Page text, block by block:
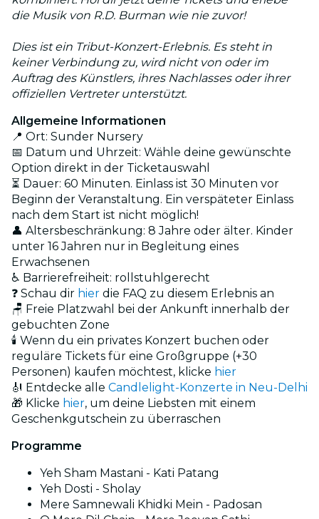
die Musik von R.D. Burman wie nie zuvor!
Dies ist ein Tribut-Konzert-Erlebnis. Es steht in
keiner Verbindung zu, wird nicht von oder im
Auftrag des Künstlers, ihres Nachlasses oder ihrer
offiziellen Vertreter unterstützt.
Allgemeine Informationen
📍 Ort: Sunder Nursery
📅 Datum und Uhrzeit: Wähle deine gewünschte
Option direkt in der Ticketauswahl
⏳ Dauer: 60 Minuten. Einlass ist 30 Minuten vor
Beginn der Veranstaltung. Ein verspäteter Einlass
nach dem Start ist nicht möglich!
👤 Altersbeschränkung: 8 Jahre oder älter. Kinder
unter 16 Jahren nur in Begleitung eines
Erwachsenen
♿ Barrierefreiheit: rollstuhlgerecht
❓ Schau dir hier die FAQ zu diesem Erlebnis an
🪑 Freie Platzwahl bei der Ankunft innerhalb der
gebuchten Zone
🕯️ Wenn du ein privates Konzert buchen oder
reguläre Tickets für eine Großgruppe (+30
Personen) kaufen möchtest, klicke hier
🎻 Entdecke alle Candlelight-Konzerte in Neu-Delhi
🎁 Klicke hier, um deine Liebsten mit einem
Geschenkgutschein zu überraschen
Programme
Yeh Sham Mastani - Kati Patang
Yeh Dosti - Sholay
Mere Samnewali Khidki Mein - Padosan